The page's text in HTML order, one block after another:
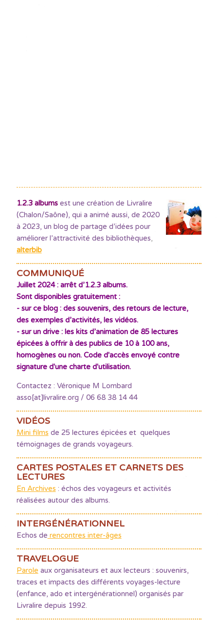
1.2.3 albumsest une création de Livralire
(Chalon/Saône), qui a animé aussi, de 2020
à 2023, un blog de partage d’idées pour
améliorer l’attractivité des bibliothèques
alterbib
COMMUNIQUÉ
Juillet 2024 : arrêt d’1.2.3 albums.
Sont disponibles gratuitement :
- sur ce blog : des souvenirs, des retours de lecture,
des exemples d’activités, les vidéos.
- sur un drive : les kits d’animation de 85 lectures
épicées à offrir à des publics de 10 à 100 ans,
homogènes ou non. Code d'accès envoyé contre
signature d'une charte d'utilisation.
Contactez : Véronique M Lombard
asso[at]livralire.org / 06 68 38 14 44
VIDÉOS
Mini films de 25 lectures épicées et quelques
témoignages de grands voyageurs.
CARTES POSTALES ET CARNETS DES
LECTURES
En Archives : échos des voyageurs et activités
réalisées autour des albums.
INTERGÉNÉRATIONNEL
Echos de rencontres inter-âges
TRAVELOGUE
Parole aux organisateurs et aux lecteurs : souvenirs,
traces et impacts des différents voyages-lecture
(enfance, ado et intergénérationnel) organisés par
Livralire depuis 1992.